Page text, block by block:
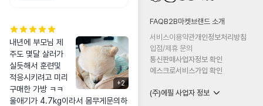
+2
내년에 부모님 제
주도 몇달 살러가
실듯해서 훈련및
적응시키려고 미리
구매한 가방 ㅋㅋ
울애기가 4.7kg이라서 몸무게문의하
FAQB2B마켓 브랜드 소개
서비스이용약관개인정보처리방침
입점/제휴 문의
통신판매사업자정보 확인
에스크로서비스가입 확인
(주)에필 사업자 정보